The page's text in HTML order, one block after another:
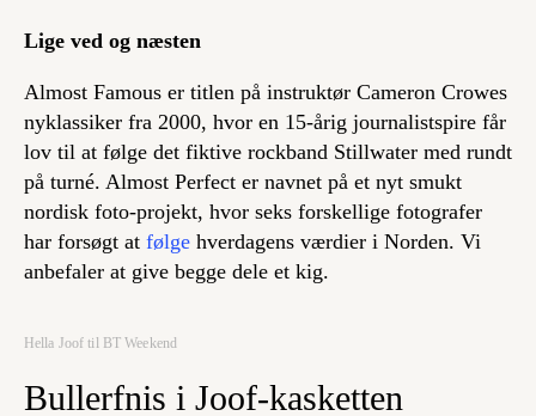
Lige ved og næsten
Almost Famous er titlen på instruktør Cameron Crowes
nyklassiker fra 2000, hvor en 15-årig journalistspire får
lov til at følge det fiktive rockband Stillwater med rundt
på turné. Almost Perfect er navnet på et nyt smukt
nordisk foto-projekt, hvor seks forskellige fotografer
har forsøgt at følge hverdagens værdier i Norden. Vi
anbefaler at give begge dele et kig.
Hella Joof til BT Weekend
Bullerfnis i Joof-kasketten